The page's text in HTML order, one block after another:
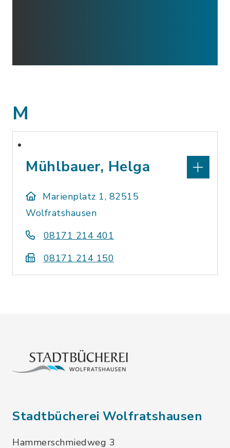
M
Mühlbauer, Helga
Marienplatz 1, 82515
Wolfratshausen
08171 214 401
08171 214 150
Stadtbücherei Wolfratshausen
Hammerschmiedweg 3